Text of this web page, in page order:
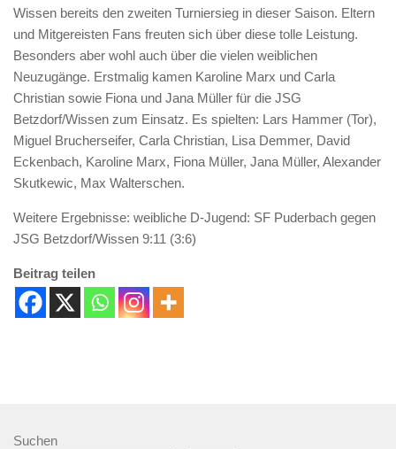
Wissen bereits den zweiten Turniersieg in dieser Saison. Eltern
und Mitgereisten Fans freuten sich über diese tolle Leistung.
Besonders aber wohl auch über die vielen weiblichen
Neuzugänge. Erstmalig kamen Karoline Marx und Carla
Christian sowie Fiona und Jana Müller für die JSG
Betzdorf/Wissen zum Einsatz. Es spielten: Lars Hammer (Tor),
Miguel Brucherseifer, Carla Christian, Lisa Demmer, David
Eckenbach, Karoline Marx, Fiona Müller, Jana Müller, Alexander
Skutkewic, Max Walterschen.
Weitere Ergebnisse: weibliche D-Jugend: SF Puderbach gegen
JSG Betzdorf/Wissen 9:11 (3:6)
Beitrag teilen
Suchen